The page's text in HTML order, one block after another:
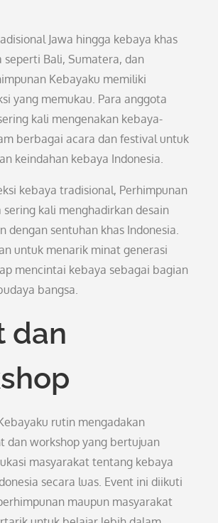
Jawa hingga kebaya khas
seperti Bali, Sumatera, dan
Kebayaku memiliki
yang memukau. Para anggota
kali mengenakan kebaya-
berbagai acara dan festival untuk
keindahan kebaya Indonesia.
kebaya tradisional, Perhimpunan
sering kali menghadirkan desain
dengan sentuhan khas Indonesia.
untuk menarik minat generasi
mencintai kebaya sebagai bagian
bangsa.
dan
rutin mengadakan
dan workshop yang bertujuan
masyarakat tentang kebaya
secara luas. Event ini diikuti
maupun masyarakat